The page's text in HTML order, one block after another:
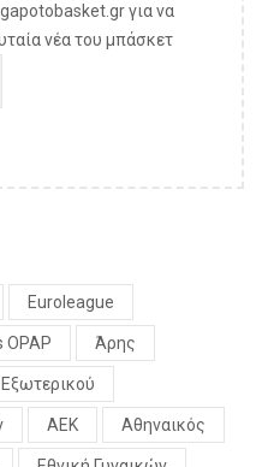
για να
νέα του μπάσκετ
Euroleague
OPAP Άρης
ΑΕΚ Αθηναικός